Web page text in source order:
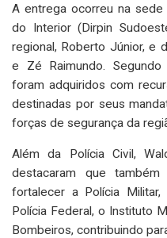
A entrega ocorreu na
do Interior (Dirpin
regional, Roberto Júnior, e
e Zé Raimundo.
foram adquiridos com
destinadas por seus
forças de segurança da
Além da Polícia Civil,
destacaram que
fortalecer a Polícia
Polícia Federal, o Instituto
Bombeiros, contribuindo